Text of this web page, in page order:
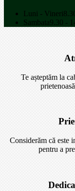
Luni - Vineri
Sambata9.30 -
Te așteptăm la
Considerăm că este
pentru a